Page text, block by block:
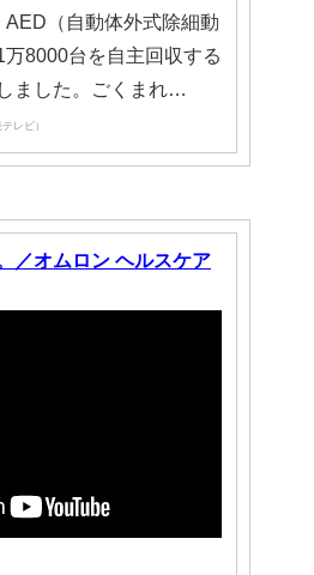
AED（自動体外式除細動
万8000台を自主回収する
ました。ごくまれ…
レビ）
／オムロン ヘルスケア